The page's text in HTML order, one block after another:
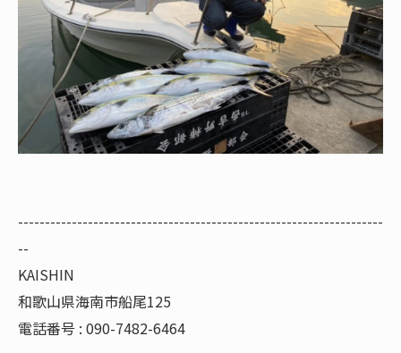
--------------------------------------------------------------------
--
KAISHIN
和歌山県海南市船尾125
電話番号 : 090-7482-6464